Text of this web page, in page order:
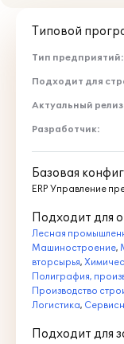
Типовой
Тип предприятий:
Подходит для
Актуальный
Разработчик:
Базовая
ERP Управление
Подходит для
Лесная
Машиностроение,
вторсырья,
Полиграфия,
Производство
Логистика,
Подходит для